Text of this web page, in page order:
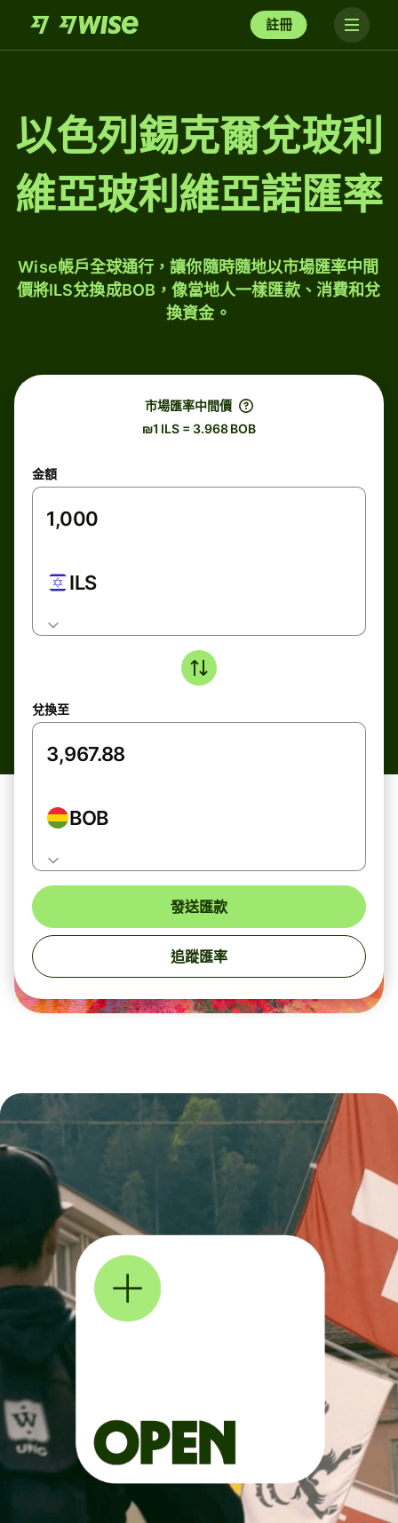
註冊
以色列錫克爾兌玻利
維亞玻利維亞諾匯率
Wise帳戶全球通行，讓你隨時隨地以市場匯率中間
價將ILS兌換成BOB，像當地人一樣匯款、消費和兌
換資金。
市場匯率中間價
₪1 ILS = 3.968 BOB
金額
ILS
兌換至
BOB
發送匯款
追蹤匯率